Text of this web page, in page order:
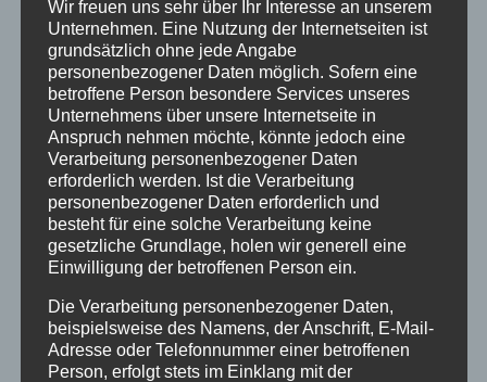
WEITERLESEN ...METZGEREI
PFARR
Wir freuen uns sehr über Ihr Interesse an unserem
Unternehmen. Eine Nutzung der Internetseiten ist
grundsätzlich ohne jede Angabe
personenbezogener Daten möglich. Sofern eine
betroffene Person besondere Services unseres
Unternehmens über unsere Internetseite in
Anspruch nehmen möchte, könnte jedoch eine
Verarbeitung personenbezogener Daten
erforderlich werden. Ist die Verarbeitung
personenbezogener Daten erforderlich und
besteht für eine solche Verarbeitung keine
gesetzliche Grundlage, holen wir generell eine
Einwilligung der betroffenen Person ein.
Die Verarbeitung personenbezogener Daten,
beispielsweise des Namens, der Anschrift, E-Mail-
Adresse oder Telefonnummer einer betroffenen
Person, erfolgt stets im Einklang mit der